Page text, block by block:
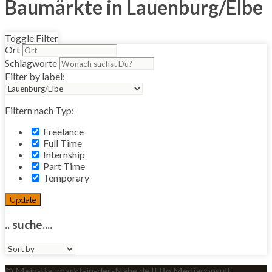
Baumärkte in Lauenburg/Elbe
Toggle Filter
Ort
Schlagworte
Filter by label:
Filtern nach Typ:
Freelance
Full Time
Internship
Part Time
Temporary
Update
.. suche....
Sort